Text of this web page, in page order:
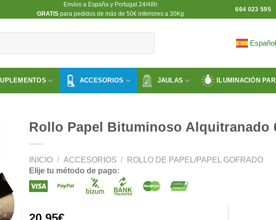
Envíos a España y Portugal 24/48h
​GRATISpara pedidos de más de 50€ inferiores a 30Kg
664 023 595
Español
ACCESORIOS JAULAS ILUMINACIÓN
Rollo Papel Bituminoso Alquitranado
INICIO / ACCESORIOS /
ROLLO DE PAPEL/PAPEL GOFRADO
Elije tu método de pago: